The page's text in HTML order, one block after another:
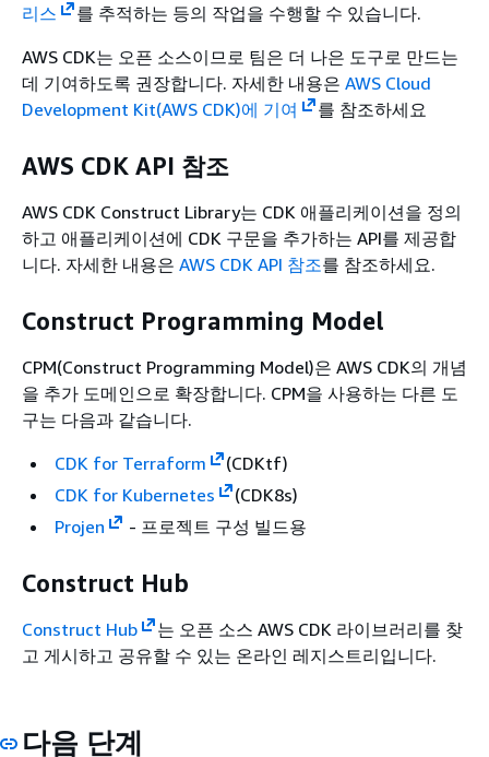
리스
를 추적하는 등의 작업을 수행할 수 있습니다.
AWS CDK는 오픈 소스이므로 팀은 더 나은 도구로 만드는
데 기여하도록 권장합니다. 자세한 내용은 AWS Cloud
Development Kit(AWS CDK)에 기여
를 참조하세요
AWS CDK API 참조
AWS CDK Construct Library는 CDK 애플리케이션을 정의
하고 애플리케이션에 CDK 구문을 추가하는 API를 제공합
니다. 자세한 내용은 AWS CDK API 참조를 참조하세요.
Construct Programming Model
CPM(Construct Programming Model)은 AWS CDK의 개념
을 추가 도메인으로 확장합니다. CPM을 사용하는 다른 도
구는 다음과 같습니다.
CDK for Terraform
(CDKtf)
CDK for Kubernetes
(CDK8s)
Projen
- 프로젝트 구성 빌드용
Construct Hub
Construct Hub
는 오픈 소스 AWS CDK 라이브러리를 찾
고 게시하고 공유할 수 있는 온라인 레지스트리입니다.
다음 단계